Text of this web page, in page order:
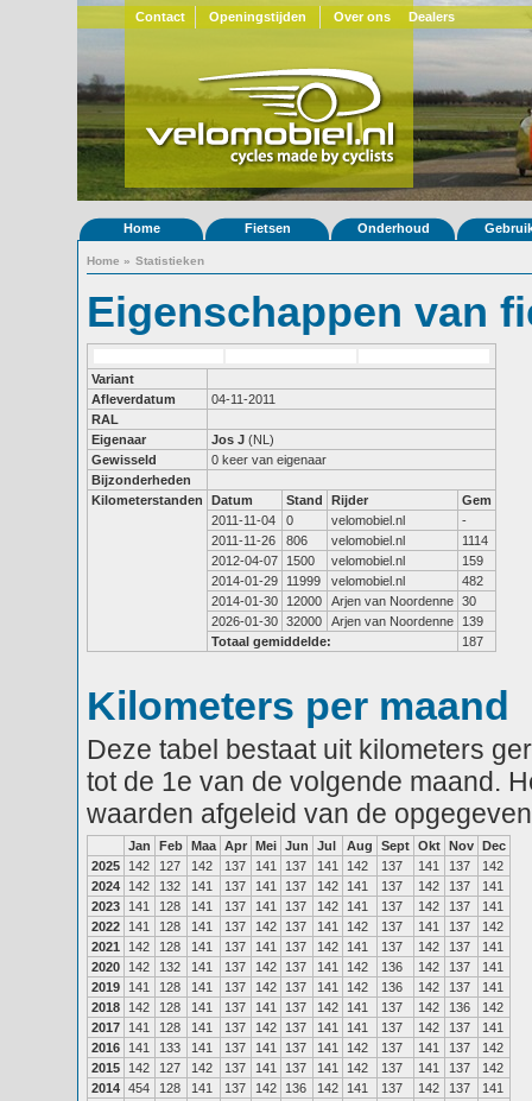
Contact Openingstijden Over ons Dealers
Home Fietsen Onderhoud
Home » Statistieken
Eigenschappen van
Variant
Afleverdatum
04-11-2011
RAL
Eigenaar
Jos J (NL)
Gewisseld
0 keer van eigenaar
Bijzonderheden
Kilometerstanden
Datum Stand Rijder
Gem
2011-11-04
0 velomobiel.nl
-
2011-11-26
806 velomobiel.nl
1114
2012-04-07
1500 velomobiel.nl
159
2014-01-29
11999 velomobiel.nl
482
2014-01-30
12000 Arjen van Noordenne 30
2026-01-30 32000 Arjen van Noordenne
139
Totaal gemiddelde:
187
Kilometers per maand
Deze tabel bestaat uit kilometers
tot de 1e van de volgende maand.
waarden afgeleid van de
Jan Feb Maa Apr Mei Jun Jul Aug Sept Okt Nov Dec
2025
142 127 142 137 141 137 141 142 137 141 137
142
2024
142 132 141 137 141 137 142 141 137 142 137
141
2023
141 128 141 137 141 137 142 141 137 142 137
141
2022
141 128 141 137 142 137 141 142 137 141 137
142
2021
142 128 141 137 141 137 142 141 137 142 137
141
2020
142 132 141 137 142 137 141 142 136 142 137
141
2019
141 128 141 137 142 137 141 142 136 142 137
141
2018
142 128 141 137 141 137 142 141 137 142 136
142
2017
141 128 141 137 142 137 141 141 137 142 137
141
2016
141 133 141 137 141 137 141 142 137 141 137
142
2015
142 127 142 137 141 137 141 142 137 141 137
142
2014 454 128 141 137 142 136 142 141 137 142 137
141